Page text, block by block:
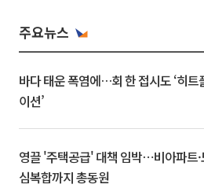
주요뉴스
바다 태운 폭염에…회 한 접시도 ‘히트
이션’
영끌 '주택공급' 대책 임박⋯비아파트
심복합까지 총동원